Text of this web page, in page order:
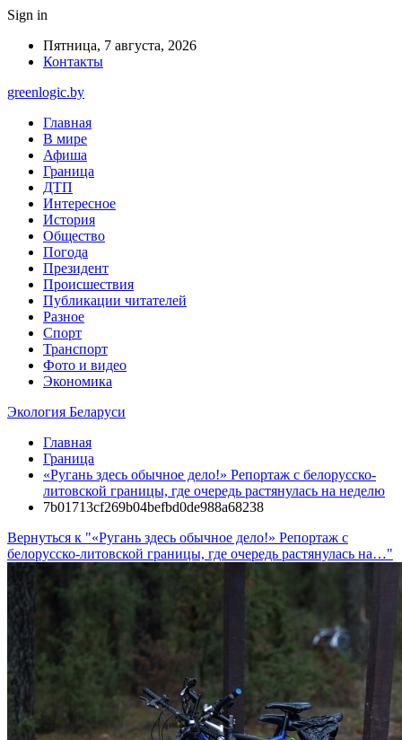
Sign in
Пятница, 7 августа, 2026
Контакты
greenlogic.by
Главная
В мире
Афиша
Граница
ДТП
Интересное
История
Общество
Погода
Президент
Происшествия
Публикации читателей
Разное
Спорт
Транспорт
Фото и видео
Экономика
Экология Беларуси
Главная
Граница
«Ругань здесь обычное дело!» Репортаж с белорусско-
литовской границы, где очередь растянулась на неделю
7b01713cf269b04befbd0de988a68238
Вернуться к "«Ругань здесь обычное дело!» Репортаж с
белорусско-литовской границы, где очередь растянулась на…"